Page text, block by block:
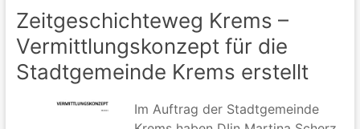
Zeitgeschichteweg Krems –
Vermittlungskonzept für die
Stadtgemeinde Krems erstellt
Im Auftrag der Stadtgemeinde